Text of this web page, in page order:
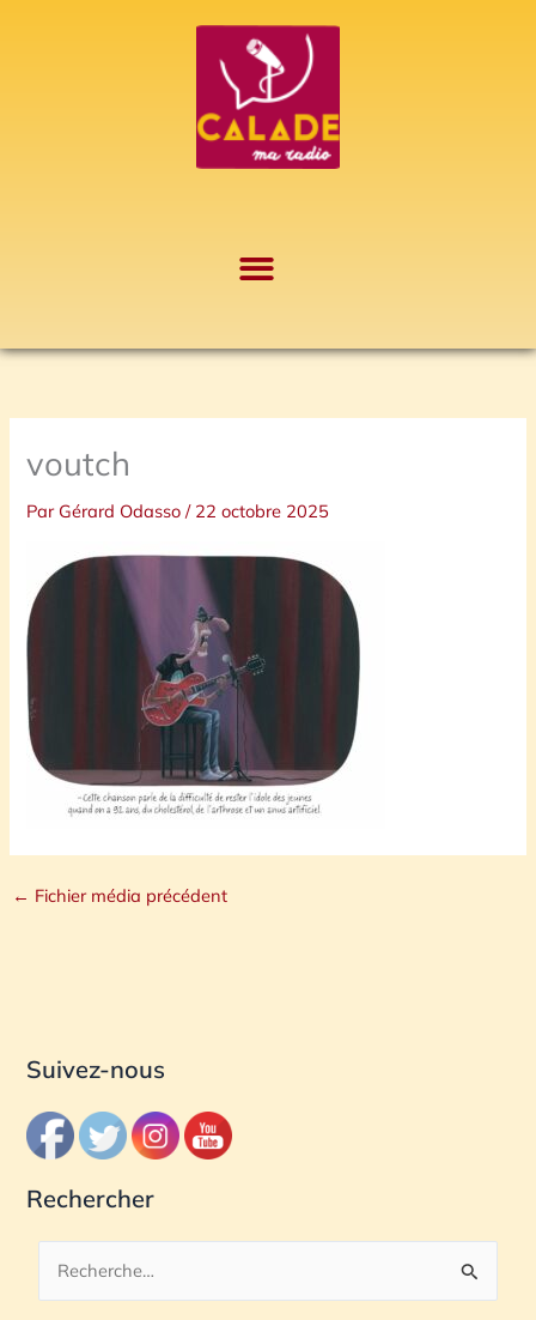
voutch
Par Gérard Odasso/ 22 octobre 2025
← Fichier média précédent
Suivez-nous
Rechercher